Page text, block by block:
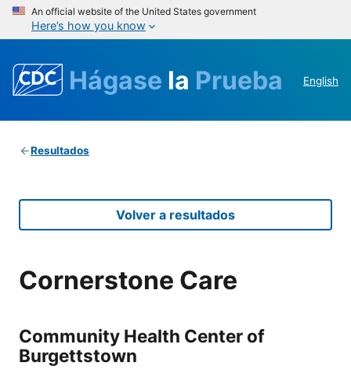
An official website of the United States government
Here’s how you know
Hágase la Prueba English
Resultados
Volver a resultados
Cornerstone Care
Community Health Center of
Burgettstown